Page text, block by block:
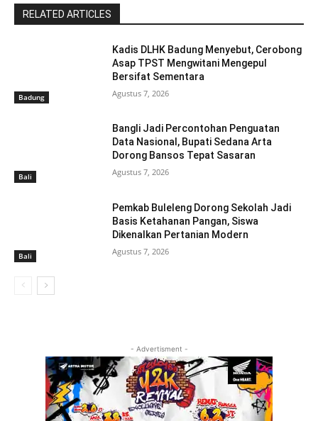
RELATED ARTICLES
Badung
Kadis DLHK Badung Menyebut, Cerobong
Asap TPST Mengwitani Mengepul
Bersifat Sementara
Agustus 7, 2026
Bali
Bangli Jadi Percontohan Penguatan
Data Nasional, Bupati Sedana Arta
Dorong Bansos Tepat Sasaran
Agustus 7, 2026
Bali
Pemkab Buleleng Dorong Sekolah Jadi
Basis Ketahanan Pangan, Siswa
Dikenalkan Pertanian Modern
Agustus 7, 2026
- Advertisment -